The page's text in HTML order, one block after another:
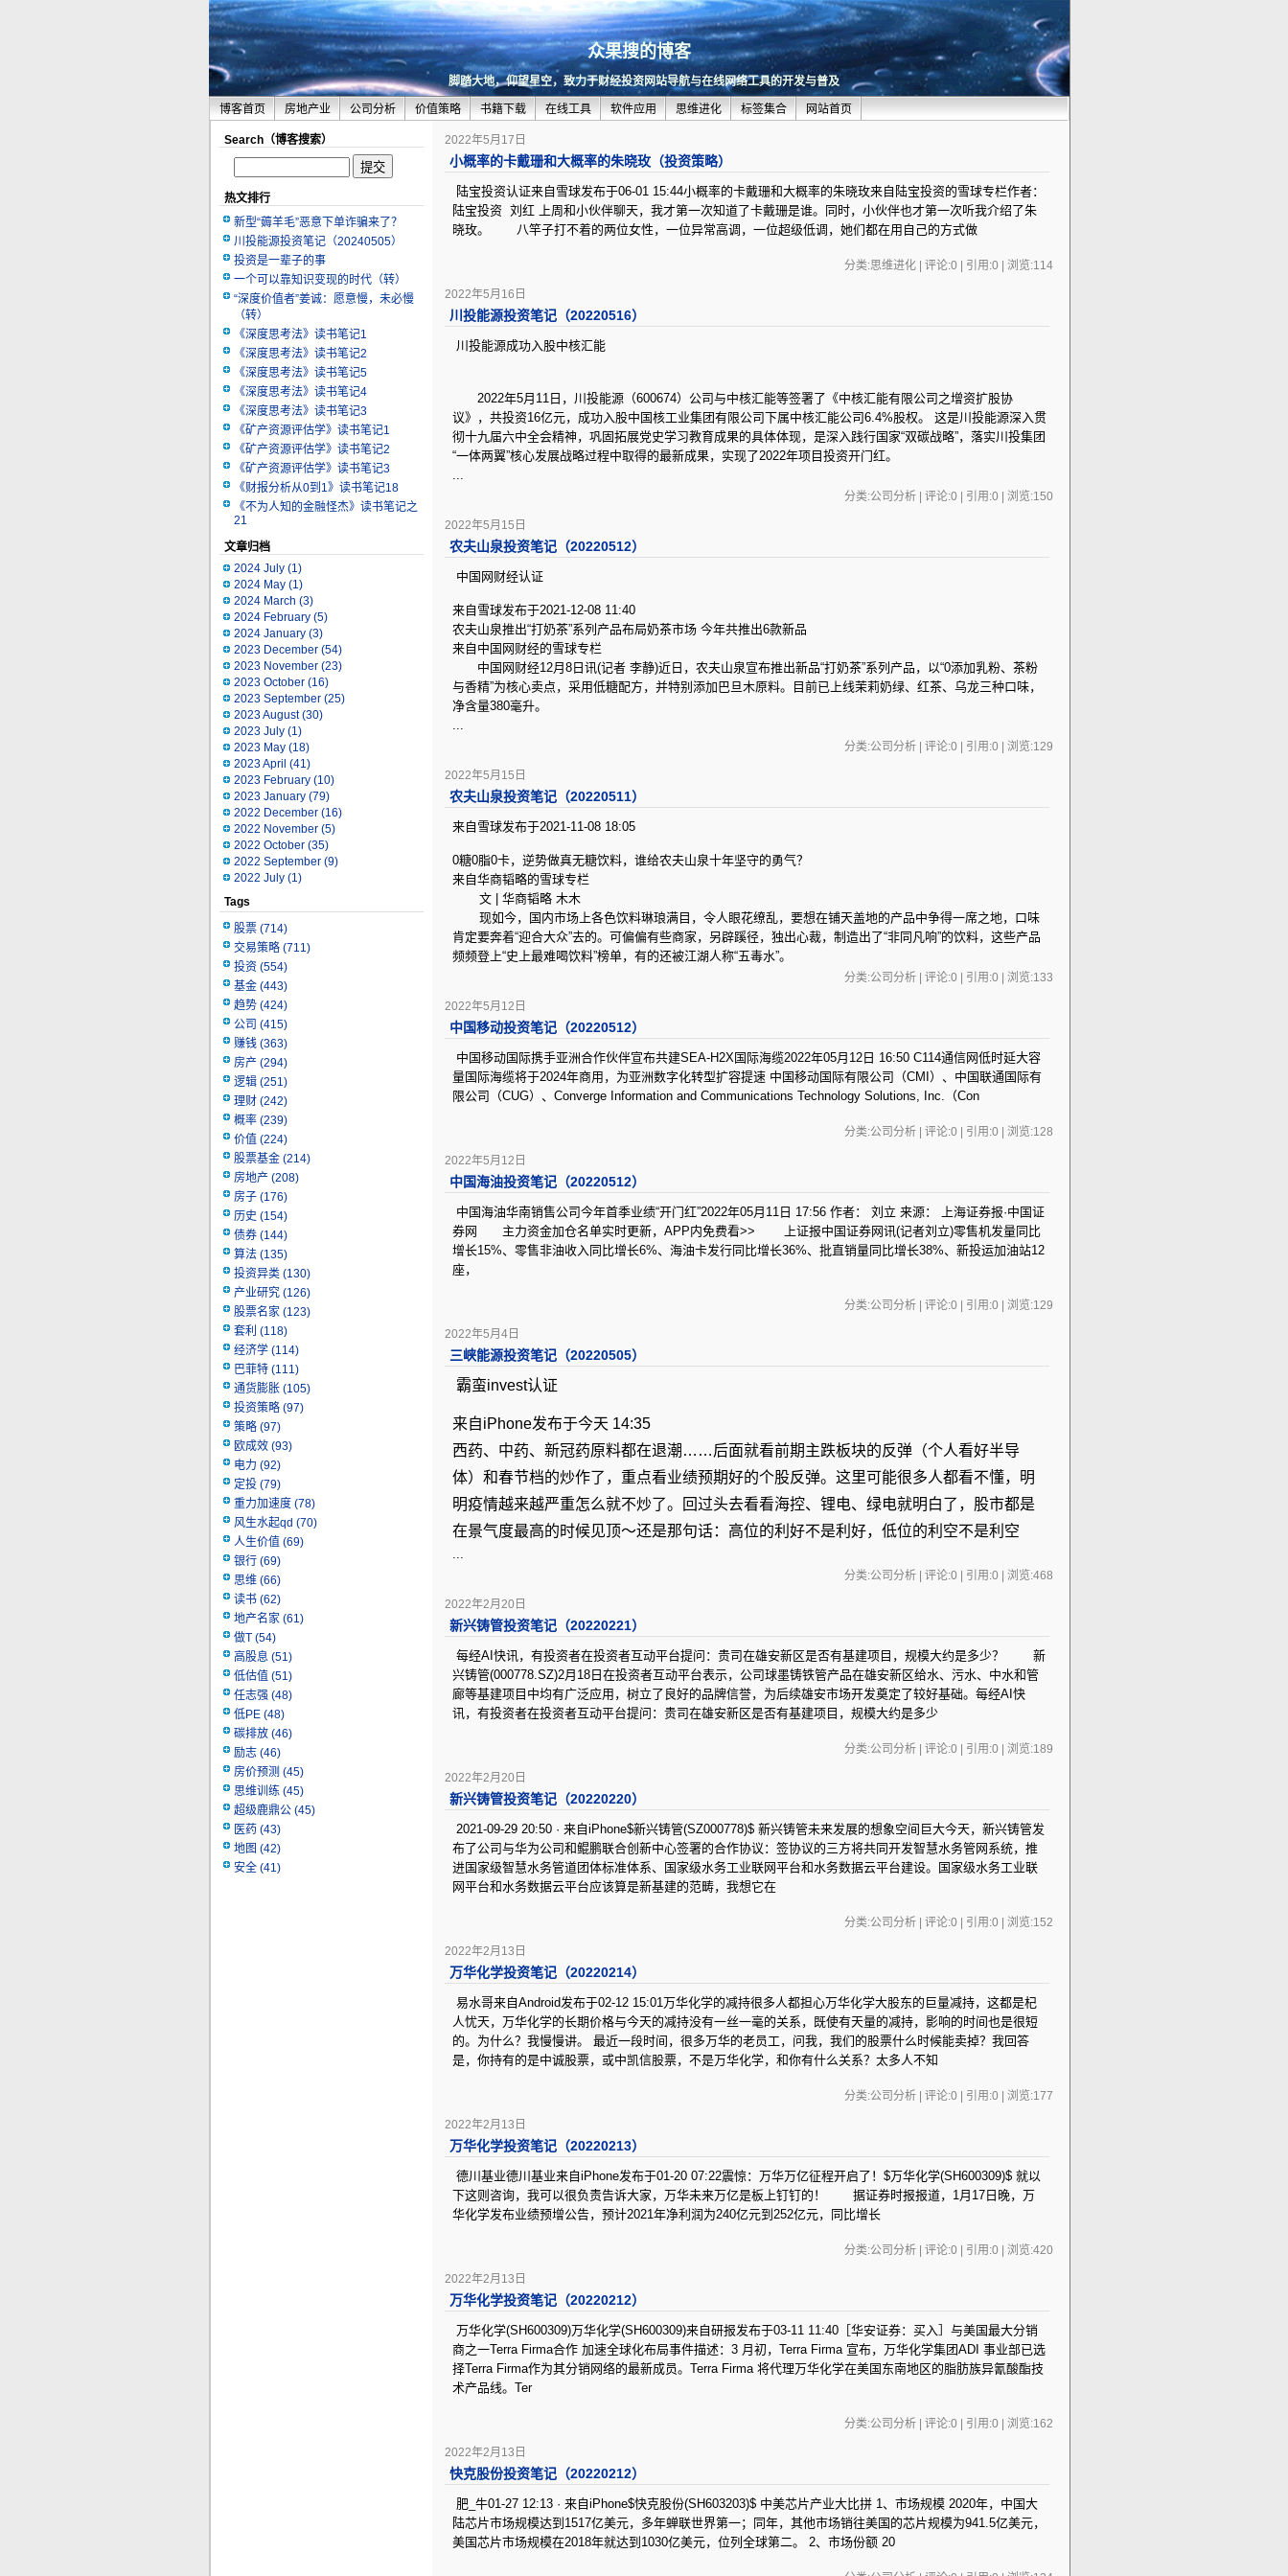
众果搜的博客
脚踏大地，仰望星空，致力于财经投资网站导航与在线网络工具的开发与普及
博客首页 房地产业 公司分析 价值策略 书籍下载 在线工具 软件应用 思维进化 标签集合 网站首页
Search（博客搜索）
热文排行
新型“薅羊毛”恶意下单诈骗来了？
川投能源投资笔记（20240505）
投资是一辈子的事
一个可以靠知识变现的时代（转）
“深度价值者”姜诚：愿意慢，未必慢
（转）
《深度思考法》读书笔记1
《深度思考法》读书笔记2
《深度思考法》读书笔记5
《深度思考法》读书笔记4
《深度思考法》读书笔记3
《矿产资源评估学》读书笔记1
《矿产资源评估学》读书笔记2
《矿产资源评估学》读书笔记3
《财报分析从0到1》读书笔记18
《不为人知的金融怪杰》读书笔记之
21
文章归档
2024 July (1)
2024 May (1)
2024 March (3)
2024 February (5)
2024 January (3)
2023 December (54)
2023 November (23)
2023 October (16)
2023 September (25)
2023 August(30)
2023 July (1)
2023 May (18)
2023 April (41)
2023 February (10)
2023 January (79)
2022 December (16)
2022 November (5)
2022 October (35)
2022 September (9)
2022 July (1)
Tags
股票 (714)
交易策略 (711)
投资 (554)
基金 (443)
趋势 (424)
公司 (415)
赚钱 (363)
房产 (294)
逻辑 (251)
理财 (242)
概率 (239)
价值 (224)
股票基金 (214)
房地产 (208)
房子 (176)
历史 (154)
债券 (144)
算法 (135)
投资异类 (130)
产业研究 (126)
股票名家 (123)
套利 (118)
经济学 (114)
巴菲特 (111)
通货膨胀 (105)
投资策略 (97)
策略 (97)
欧成效 (93)
电力 (92)
定投 (79)
重力加速度 (78)
风生水起qd (70)
人生价值 (69)
银行 (69)
思维 (66)
读书 (62)
地产名家 (61)
做T (54)
高股息 (51)
低估值 (51)
任志强 (48)
低PE (48)
碳排放 (46)
励志 (46)
房价预测 (45)
思维训练 (45)
超级鹿鼎公 (45)
医药 (43)
地图 (42)
安全 (41)
2022年5月17日
小概率的卡戴珊和大概率的朱晓玫（投资策略）
陆宝投资认证来自雪球发布于06-01 15:44小概率的卡戴珊和大概率的朱晓玫来自陆宝投资的雪球专栏作者：
陆宝投资 刘红 上周和小伙伴聊天，我才第一次知道了卡戴珊是谁。同时，小伙伴也才第一次听我介绍了朱
晓玫。 八竿子打不着的两位女性，一位异常高调，一位超级低调，她们都在用自己的方式做
分类:思维进化 | 评论:0 | 引用:0 | 浏览:114
2022年5月16日
川投能源投资笔记（20220516）
川投能源成功入股中核汇能
2022年5月11日，川投能源（600674）公司与中核汇能等签署了《中核汇能有限公司之增资扩股协
议》，共投资16亿元，成功入股中国核工业集团有限公司下属中核汇能公司6.4%股权。 这是川投能源深入贯
彻十九届六中全会精神，巩固拓展党史学习教育成果的具体体现，是深入践行国家“双碳战略”，落实川投集团
“一体两翼”核心发展战略过程中取得的最新成果，实现了2022年项目投资开门红。
...
分类:公司分析 | 评论:0 | 引用:0 | 浏览:150
2022年5月15日
农夫山泉投资笔记（20220512）
中国网财经认证
来自雪球发布于2021-12-08 11:40
农夫山泉推出“打奶茶”系列产品布局奶茶市场 今年共推出6款新品
来自中国网财经的雪球专栏
中国网财经12月8日讯(记者 李静)近日，农夫山泉宣布推出新品“打奶茶”系列产品，以“0添加乳粉、茶粉
与香精”为核心卖点，采用低糖配方，并特别添加巴旦木原料。目前已上线茉莉奶绿、红茶、乌龙三种口味，
净含量380毫升。
...
分类:公司分析 | 评论:0 | 引用:0 | 浏览:129
2022年5月15日
农夫山泉投资笔记（20220511）
来自雪球发布于2021-11-08 18:05
0糖0脂0卡，逆势做真无糖饮料，谁给农夫山泉十年坚守的勇气？
来自华商韬略的雪球专栏
文 | 华商韬略 木木
现如今，国内市场上各色饮料琳琅满目，令人眼花缭乱，要想在铺天盖地的产品中争得一席之地，口味
肯定要奔着“迎合大众”去的。可偏偏有些商家，另辟蹊径，独出心裁，制造出了“非同凡响”的饮料，这些产品
频频登上“史上最难喝饮料”榜单，有的还被江湖人称“五毒水”。
分类:公司分析 | 评论:0 | 引用:0 | 浏览:133
2022年5月12日
中国移动投资笔记（20220512）
中国移动国际携手亚洲合作伙伴宣布共建SEA-H2X国际海缆2022年05月12日 16:50 C114通信网低时延大容
量国际海缆将于2024年商用，为亚洲数字化转型扩容提速 中国移动国际有限公司（CMI）、中国联通国际有
限公司（CUG）、Converge Information and Communications Technology Solutions, Inc.（Con
分类:公司分析 | 评论:0 | 引用:0 | 浏览:128
2022年5月12日
中国海油投资笔记（20220512）
中国海油华南销售公司今年首季业绩“开门红”2022年05月11日 17:56 作者： 刘立 来源： 上海证券报·中国证
券网 主力资金加仓名单实时更新，APP内免费看>> 上证报中国证券网讯(记者刘立)零售机发量同比
增长15%、零售非油收入同比增长6%、海油卡发行同比增长36%、批直销量同比增长38%、新投运加油站12
座，
分类:公司分析 | 评论:0 | 引用:0 | 浏览:129
2022年5月4日
三峡能源投资笔记（20220505）
霸蛮invest认证
来自iPhone发布于今天 14:35
西药、中药、新冠药原料都在退潮……后面就看前期主跌板块的反弹（个人看好半导
体）和春节档的炒作了，重点看业绩预期好的个股反弹。这里可能很多人都看不懂，明
明疫情越来越严重怎么就不炒了。回过头去看看海控、锂电、绿电就明白了，股市都是
在景气度最高的时候见顶～还是那句话：高位的利好不是利好，低位的利空不是利空
...
分类:公司分析 | 评论:0 | 引用:0 | 浏览:468
2022年2月20日
新兴铸管投资笔记（20220221）
每经AI快讯，有投资者在投资者互动平台提问：贵司在雄安新区是否有基建项目，规模大约是多少？ 新
兴铸管(000778.SZ)2月18日在投资者互动平台表示，公司球墨铸铁管产品在雄安新区给水、污水、中水和管
廊等基建项目中均有广泛应用，树立了良好的品牌信誉，为后续雄安市场开发奠定了较好基础。每经AI快
讯，有投资者在投资者互动平台提问：贵司在雄安新区是否有基建项目，规模大约是多少
分类:公司分析 | 评论:0 | 引用:0 | 浏览:189
2022年2月20日
新兴铸管投资笔记（20220220）
2021-09-29 20:50 · 来自iPhone$新兴铸管(SZ000778)$ 新兴铸管未来发展的想象空间巨大今天，新兴铸管发
布了公司与华为公司和鲲鹏联合创新中心签署的合作协议：签协议的三方将共同开发智慧水务管网系统，推
进国家级智慧水务管道团体标准体系、国家级水务工业联网平台和水务数据云平台建设。国家级水务工业联
网平台和水务数据云平台应该算是新基建的范畴，我想它在
分类:公司分析 | 评论:0 | 引用:0 | 浏览:152
2022年2月13日
万华化学投资笔记（20220214）
易水哥来自Android发布于02-12 15:01万华化学的减持很多人都担心万华化学大股东的巨量减持，这都是杞
人忧天，万华化学的长期价格与今天的减持没有一丝一毫的关系，既使有天量的减持，影响的时间也是很短
的。为什么？我慢慢讲。 最近一段时间，很多万华的老员工，问我，我们的股票什么时候能卖掉？我回答
是，你持有的是中诚股票，或中凯信股票，不是万华化学，和你有什么关系？太多人不知
分类:公司分析 | 评论:0 | 引用:0 | 浏览:177
2022年2月13日
万华化学投资笔记（20220213）
德川基业德川基业来自iPhone发布于01-20 07:22震惊：万华万亿征程开启了！$万华化学(SH600309)$ 就以
下这则咨询，我可以很负责告诉大家，万华未来万亿是板上钉钉的！ 据证券时报报道，1月17日晚，万
华化学发布业绩预增公告，预计2021年净利润为240亿元到252亿元，同比增长
分类:公司分析 | 评论:0 | 引用:0 | 浏览:420
2022年2月13日
万华化学投资笔记（20220212）
万华化学(SH600309)万华化学(SH600309)来自研报发布于03-11 11:40［华安证券：买入］与美国最大分销
商之一Terra Firma合作 加速全球化布局事件描述：3 月初，Terra Firma 宣布，万华化学集团ADI 事业部已选
择Terra Firma作为其分销网络的最新成员。Terra Firma 将代理万华化学在美国东南地区的脂肪族异氰酸酯技
术产品线。Ter
分类:公司分析 | 评论:0 | 引用:0 | 浏览:162
2022年2月13日
快克股份投资笔记（20220212）
肥_牛01-27 12:13 · 来自iPhone$快克股份(SH603203)$ 中美芯片产业大比拼 1、市场规模 2020年，中国大
陆芯片市场规模达到1517亿美元，多年蝉联世界第一；同年，其他市场销往美国的芯片规模为941.5亿美元，
美国芯片市场规模在2018年就达到1030亿美元，位列全球第二。 2、市场份额 20